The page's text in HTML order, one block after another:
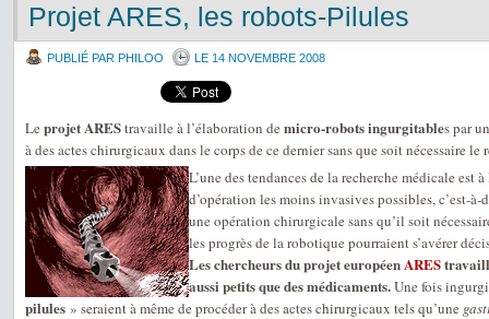
Projet ARES, les robots-Pilules
PUBLIÉ PAR PHILOO LE 14 NOVEMBRE 2008
Le projet AREStravaille à l’élaboration de micro-robots ingurgitables par
à des actes chirurgicaux dans le corps de ce dernier sans que soit nécessaire le
L’une des tendances de la recherche médicale est
d’opération les moins invasives possibles, c’est-
une opération chirurgicale sans qu’il soit
les progrès de la robotique pourraient s’avérer
Les chercheurs du projet européenARES
aussi petits que des médicaments.Une fois
pilules » seraient à même de procéder à des actes chirurgicaux tels qu’une